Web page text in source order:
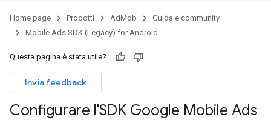
Home page Prodotti AdMob
Guida e community
Mobile Ads SDK (Legacy) for Android
Questa pagina è stata utile?
Invia feedback
Configurare l'SDK Google Mobile Ads